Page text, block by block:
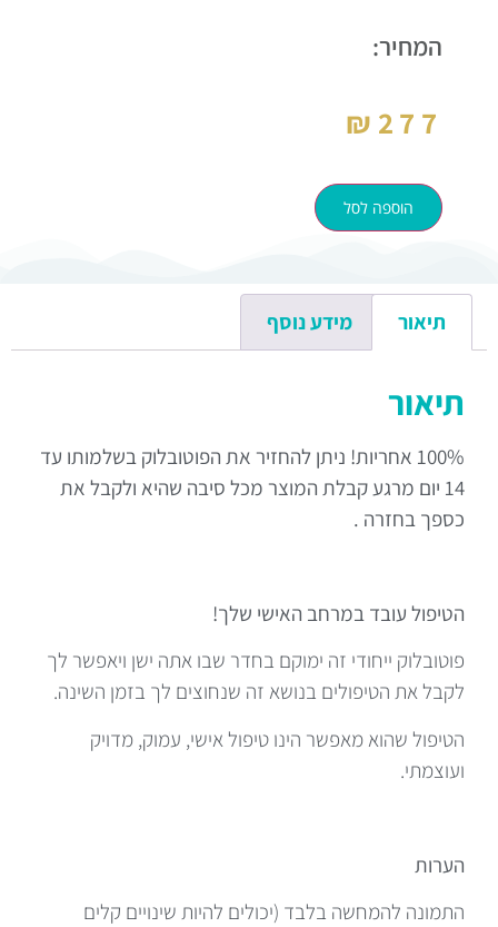
המחיר:
₪ 277
הוספה לסל
תיאור מידע נוסף
תיאור
100% אחריות! ניתן להחזיר את הפוטובלוק בשלמותו עד
14 יום מרגע קבלת המוצר מכל סיבה שהיא ולקבל את
כספך בחזרה .
הטיפול עובד במרחב האישי שלך!
פוטובלוק ייחודי זה ימוקם בחדר שבו אתה ישן ויאפשר לך
לקבל את הטיפולים בנושא זה שנחוצים לך בזמן השינה.
הטיפול שהוא מאפשר הינו טיפול אישי, עמוק, מדויק
ועוצמתי.
הערות
התמונה להמחשה בלבד (יכולים להיות שינויים קלים